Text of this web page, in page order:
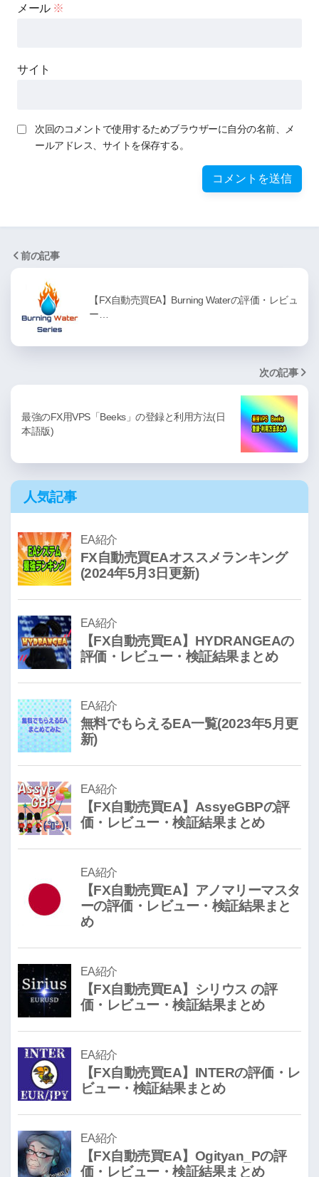
メール ※
サイト
次回のコメントで使用するためブラウザーに自分の名前、メ
ールアドレス、サイトを保存する。
前の記事
【FX自動売買EA】Burning Waterの評価・レビュ
ー…
次の記事
最強のFX用VPS「Beeks」の登録と利用方法(日
本語版)
人気記事